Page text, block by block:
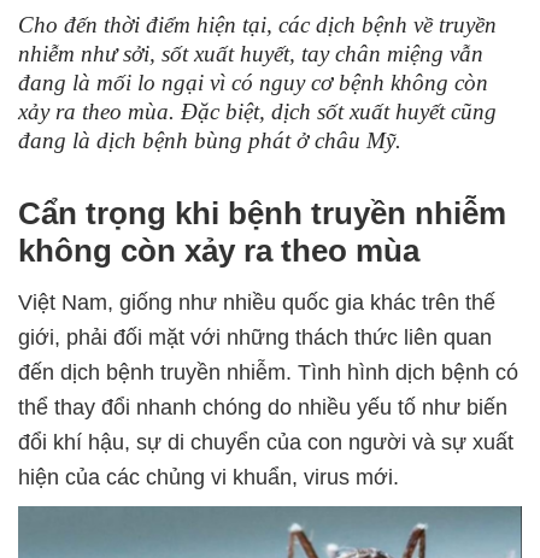
Cho đến thời điểm hiện tại, các dịch bệnh về truyền
nhiễm như sởi, sốt xuất huyết, tay chân miệng vẫn
đang là mối lo ngại vì có nguy cơ bệnh không còn
xảy ra theo mùa. Đặc biệt, dịch sốt xuất huyết cũng
đang là dịch bệnh bùng phát ở châu Mỹ.
Cẩn trọng khi bệnh truyền nhiễm
không còn xảy ra theo mùa
Việt Nam, giống như nhiều quốc gia khác trên thế
giới, phải đối mặt với những thách thức liên quan
đến dịch bệnh truyền nhiễm. Tình hình dịch bệnh có
thể thay đổi nhanh chóng do nhiều yếu tố như biến
đổi khí hậu, sự di chuyển của con người và sự xuất
hiện của các chủng vi khuẩn, virus mới.